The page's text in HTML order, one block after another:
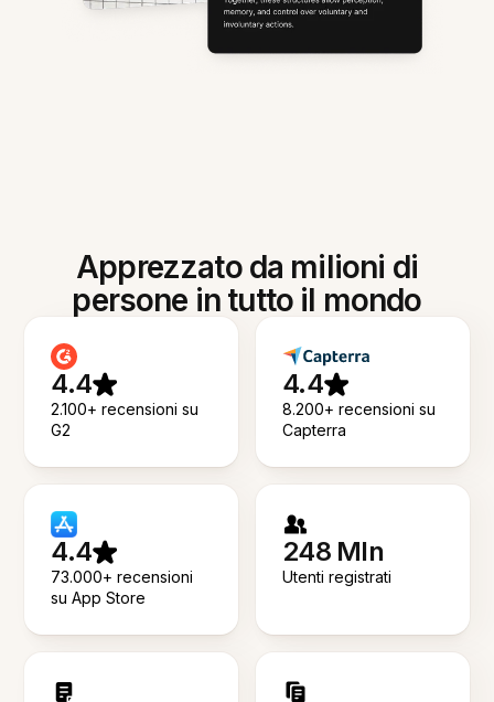
Apprezzato da milioni di
persone in tutto il mondo
4.4
2.100+ recensioni su
G2
4.4
8.200+ recensioni su
Capterra
4.4
73.000+ recensioni
su App Store
248 Mln
Utenti registrati